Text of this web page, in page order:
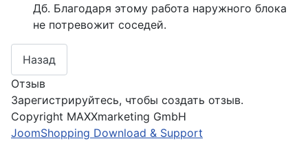
Дб. Благодаря этому работа наружного блока
не потревожит соседей.
Отзыв
Зарегистрируйтесь, чтобы создать отзыв.
Copyright MAXXmarketing GmbH
JoomShopping Download & Support